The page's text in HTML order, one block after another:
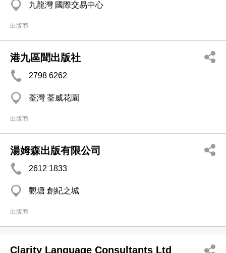
九龍灣 國際交易中心
出版商
港九區聞出版社
2798 6262
荃灣 荃威花園
出版商
湯姆森出版有限公司
2612 1833
觀塘 創紀之城
出版商
Clarity Language Consultants Ltd